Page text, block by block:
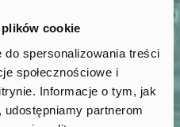
cookie
spersonalizowania treści
społecznościowe i
Informacje o tym, jak
partnerom
.